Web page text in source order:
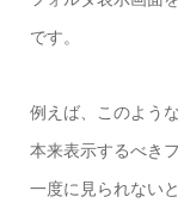
です。
例えば、このよう
本来表示するべき
一度に見られない